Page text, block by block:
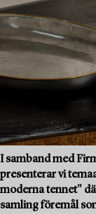
I samband med
presenterar vi
moderna tennet"
samling föremål